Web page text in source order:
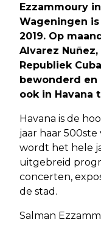
Ezzammoury
Wageningen
2019. Op
Alvarez
Republiek
bewonderd
ook in Havana
Havana is de
jaar haar
wordt het hele
uitgebreid
concerten,
de stad.
Salman